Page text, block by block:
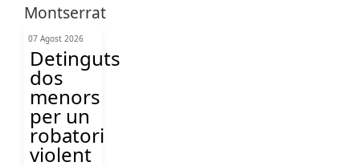
07 Agost 2026
Detinguts
dos
menors
per un
robatori
violent